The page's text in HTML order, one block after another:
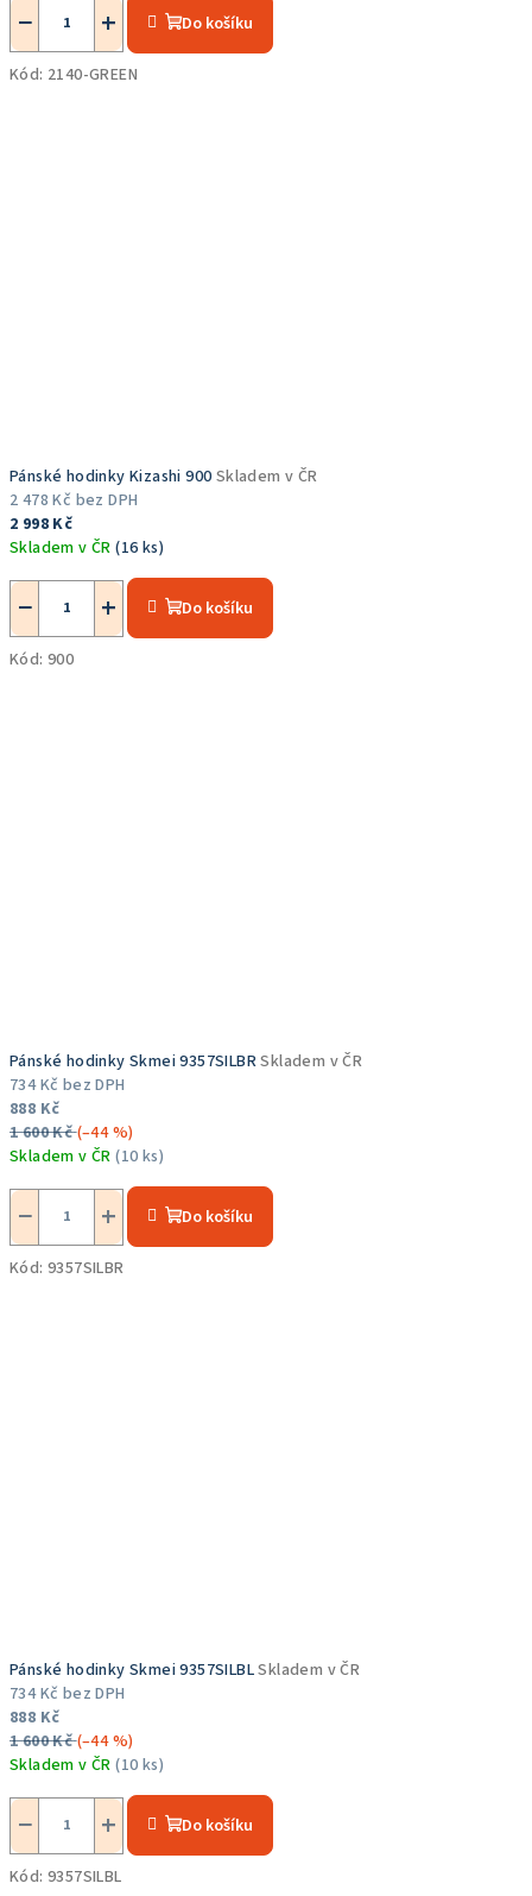
hodnocení
produktu
je
5,0
+
− Do košíku
Kód: 2140-GREEN
Pánské hodinky Kizashi 900 Skladem v ČR
2 478 Kč bez DPH
2 998 Kč
Skladem v ČR(16 ks)
hodnocení
produktu
je
5,0
+
− Do košíku
Kód: 900
Pánské hodinky Skmei 9357SILBRSkladem v ČR
734 Kč bez DPH
888 Kč
1 600 Kč(–44 %)
Skladem v ČR(10 ks)
hodnocení
produktu
je
5,0
+
− Do košíku
Kód: 9357SILBR
Pánské hodinky Skmei 9357SILBLSkladem v ČR
734 Kč bez DPH
888 Kč
1 600 Kč(–44 %)
Skladem v ČR(10 ks)
hodnocení
produktu
je
5,0
+
− Do košíku
Kód: 9357SILBL